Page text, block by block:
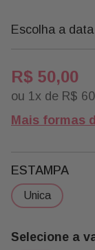
Escolha a
R$ 50,00
ou 1 x de R$ 60
Mais formas
ESTAMPA
unica